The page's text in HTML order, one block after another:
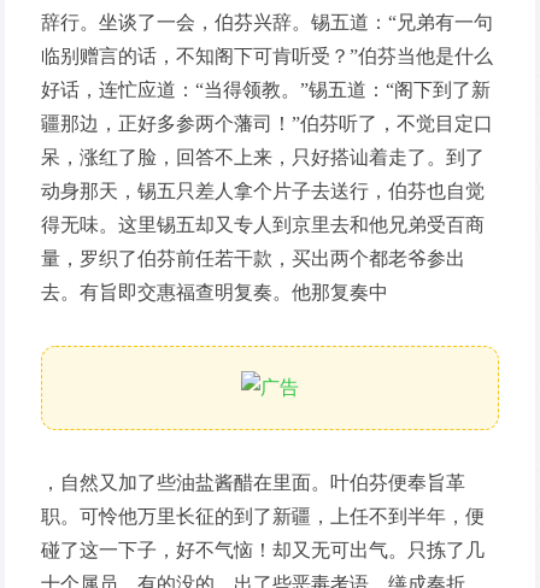
辞行。坐谈了一会，伯芬兴辞。锡五道：“兄弟有一句
临别赠言的话，不知阁下可肯听受？”伯芬当他是什么
好话，连忙应道：“当得领教。”锡五道：“阁下到了新
疆那边，正好多参两个藩司！”伯芬听了，不觉目定口
呆，涨红了脸，回答不上来，只好搭讪着走了。到了
动身那天，锡五只差人拿个片子去送行，伯芬也自觉
得无味。这里锡五却又专人到京里去和他兄弟受百商
量，罗织了伯芬前任若干款，买出两个都老爷参出
去。有旨即交惠福查明复奏。他那复奏中
，自然又加了些油盐酱醋在里面。叶伯芬便奉旨革
职。可怜他万里长征的到了新疆，上任不到半年，便
碰了这一下子，好不气恼！却又无可出气。只拣了几
十个属员，有的没的，出了些恶毒考语，缮成奏折，